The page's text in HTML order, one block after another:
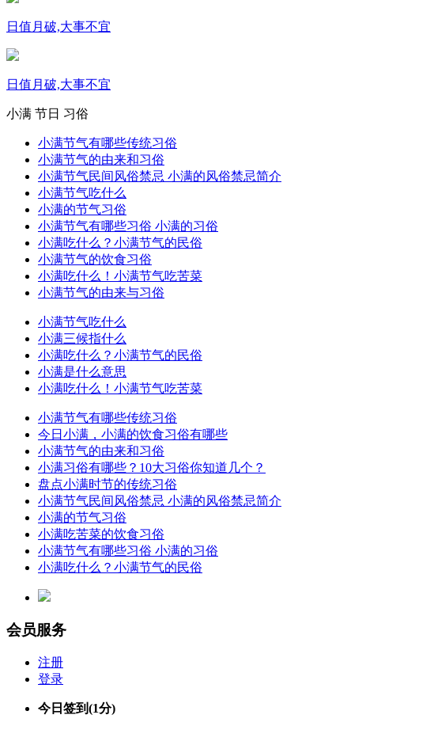
日值月破,大事不宜
日值月破,大事不宜
小满 节日 习俗
小满节气有哪些传统习俗
小满节气的由来和习俗
小满节气民间风俗禁忌 小满的风俗禁忌简介
小满节气吃什么
小满的节气习俗
小满节气有哪些习俗 小满的习俗
小满吃什么？小满节气的民俗
小满节气的饮食习俗
小满吃什么！小满节气吃苦菜
小满节气的由来与习俗
小满节气吃什么
小满三候指什么
小满吃什么？小满节气的民俗
小满是什么意思
小满吃什么！小满节气吃苦菜
小满节气有哪些传统习俗
今日小满，小满的饮食习俗有哪些
小满节气的由来和习俗
小满习俗有哪些？10大习俗你知道几个？
盘点小满时节的传统习俗
小满节气民间风俗禁忌 小满的风俗禁忌简介
小满的节气习俗
小满吃苦菜的饮食习俗
小满节气有哪些习俗 小满的习俗
小满吃什么？小满节气的民俗
会员服务
注册
登录
今日签到(1分)